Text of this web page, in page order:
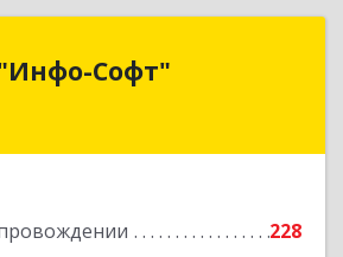
Софт"
228
Компания "Инфо-Софт"
край, Лабинский р-н,